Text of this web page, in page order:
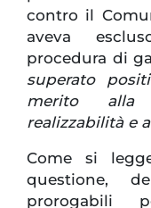
contro il
aveva
procedura di
superato
merito alla
realizzabilità e
Come si
questione,
prorogabili